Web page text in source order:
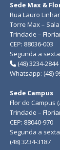
Sede Max &
Rua Lauro
Torre Max – Sala
Trindade –
CEP: 88036-003
Segunda a
(48) 3234-
Whatsapp: (48)
Sede Campus
Flor do Campus
Trindade –
CEP: 88040-970
Segunda a
(48) 3234-3187